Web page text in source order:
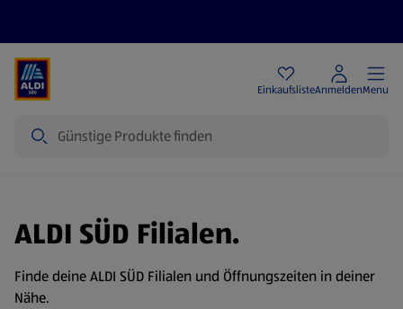
EinkaufslisteAnmeldenMenu
ALDI SÜD Filialen.
Finde deine ALDI SÜD Filialen und Öffnungszeiten in deiner
Nähe.